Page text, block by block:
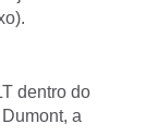
dentro do
a